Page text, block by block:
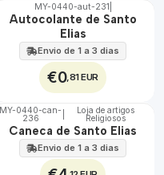
🇵🇹
MY-0440-aut-231
Autocolante de Santo
Elias
Envio de 1 a 3 dias
€0,81 EUR
🇵🇹
100%
MY-0440-can-
236
Loja de artigos
Religiosos
Caneca de Santo Elias
Envio de 1 a 3 dias